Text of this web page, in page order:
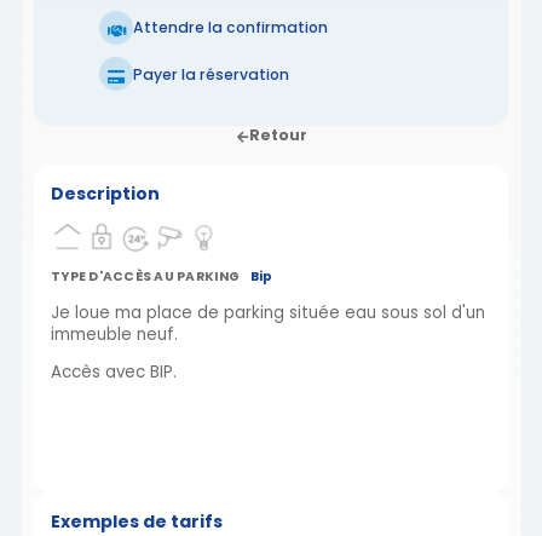
Attendre la confirmation
Payer la réservation
Retour
Description
TYPE D'ACCÈS AU PARKING Bip
Je loue ma place de parking située eau sous sol d'un
immeuble neuf.
Accès avec BIP.
Exemples de tarifs